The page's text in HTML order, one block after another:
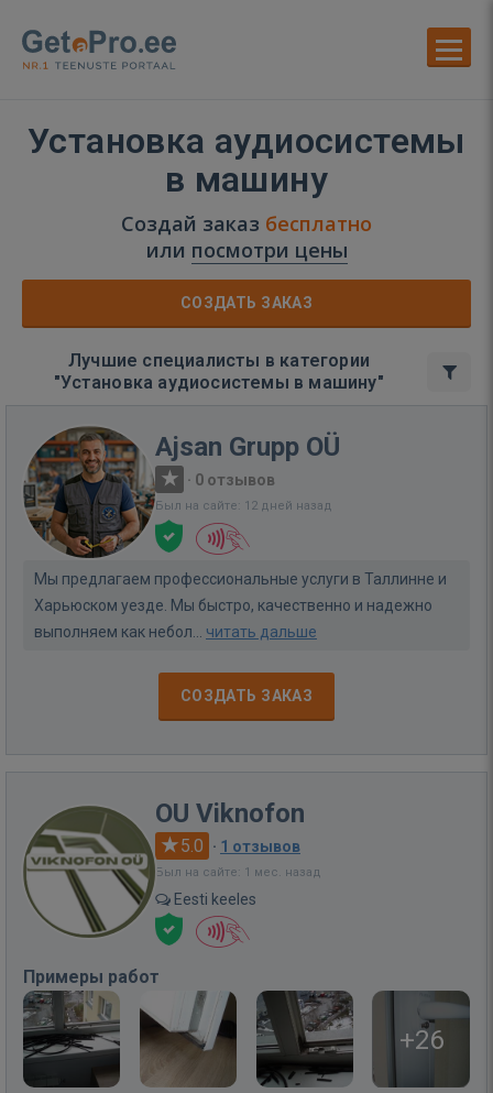
Установка аудиосистемы
в машину
Создай заказ бесплатно
или посмотри цены
СОЗДАТЬ ЗАКАЗ
Лучшие специалисты в категории
"Установка аудиосистемы в машину"
Ajsan Grupp OÜ
· 0 отзывов
Был на сайте: 12 дней назад
Мы предлагаем профессиональные услуги в Таллинне и
Харьюском уезде. Мы быстро, качественно и надежно
выполняем как небол... читать дальше
СОЗДАТЬ ЗАКАЗ
OU Viknofon
5.0 · 1 отзывов
Был на сайте: 1 мес. назад
Eesti keeles
Примеры работ
+26